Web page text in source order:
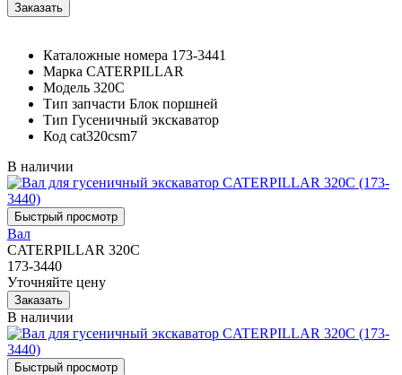
Каталожные номера 173-3441
Марка CATERPILLAR
Модель 320C
Тип запчасти Блок поршней
Тип Гусеничный экскаватор
Код cat320csm7
В наличии
Вал
CATERPILLAR 320C
173-3440
Уточняйте цену
В наличии